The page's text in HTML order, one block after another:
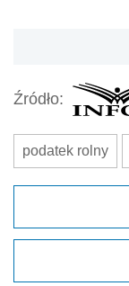
Źródło:
podatek rolny